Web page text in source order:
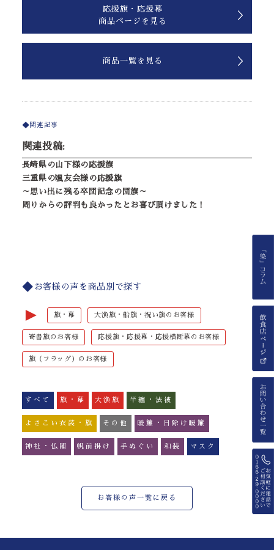
商品一覧を見る
応援旗・応援幕
商品ページを見る
関連記事
関連投稿:
長崎県の山下様の応援旗
三重県の颯友会様の応援旗
～思い出に残る卒団記念の団旗～
周りからの評判も良かったとお喜び頂けました！
お客様の声を商品別で探す
► 旗・幕 大漁旗・船旗・祝い旗のお客様
寄書旗のお客様 応援旗・応援幕・応援横断幕のお客様
旗（フラッグ）のお客様
すべて 旗・幕 大漁旗 半纏・法被
よさこい衣装・旗 その他 暖簾・日除け暖簾
神社・仏閣 帆前掛け 手ぬぐい 和装 マスク
お客様の声一覧に戻る